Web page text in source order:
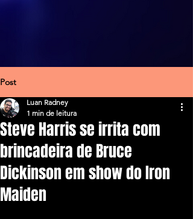
Post
Steve Harris se irrita com
brincadeira de Bruce
Dickinson em show do Iron
Maiden
Luan Radney
1 min de leitura